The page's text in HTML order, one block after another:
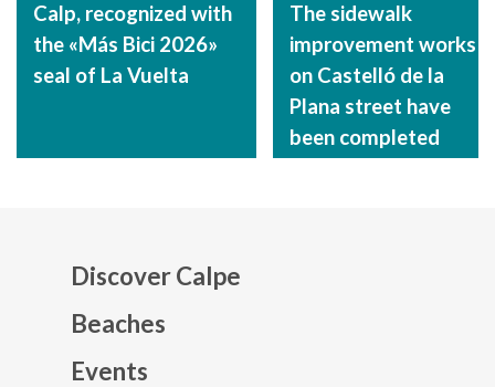
Calp, recognized with
the «Más Bici 2026»
seal of La Vuelta
The sidewalk
improvement works
on Castelló de la
Plana street have
been completed
Discover Calpe
Beaches
Events